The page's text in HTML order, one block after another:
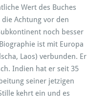
Wert des Buches
Achtung vor den
noch besser
ist mit Europa
Laos) verbunden. Er
Indien hat er seit 35
seiner jetzigen
kehrt ein und es